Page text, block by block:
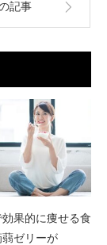
記事
果的に痩せる食
ゼリーが